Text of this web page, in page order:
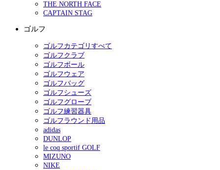
THE NORTH FACE
CAPTAIN STAG
ゴルフ
ゴルフカテゴリすべて
ゴルフクラブ
ゴルフボール
ゴルフウェア
ゴルフバッグ
ゴルフシューズ
ゴルフグローブ
ゴルフ練習器具
ゴルフラウンド用品
adidas
DUNLOP
le coq sportif GOLF
MIZUNO
NIKE